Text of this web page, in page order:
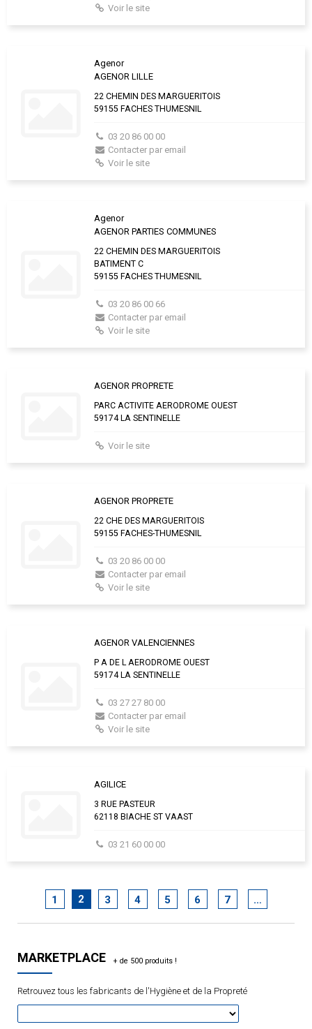
Voir le site
Agenor
AGENOR LILLE
22 CHEMIN DES MARGUERITOIS
59155 FACHES THUMESNIL
03 20 86 00 00
Contacter par email
Voir le site
Agenor
AGENOR PARTIES COMMUNES
22 CHEMIN DES MARGUERITOIS
BATIMENT C
59155 FACHES THUMESNIL
03 20 86 00 66
Contacter par email
Voir le site
AGENOR PROPRETE
PARC ACTIVITE AERODROME OUEST
59174 LA SENTINELLE
Voir le site
AGENOR PROPRETE
22 CHE DES MARGUERITOIS
59155 FACHES-THUMESNIL
03 20 86 00 00
Contacter par email
Voir le site
AGENOR VALENCIENNES
P A DE L AERODROME OUEST
59174 LA SENTINELLE
03 27 27 80 00
Contacter par email
Voir le site
AGILICE
3 RUE PASTEUR
62118 BIACHE ST VAAST
03 21 60 00 00
1 2 3 4 5 6 7 …
MARKETPLACE
Retrouvez tous les fabricants de l'Hygiène et de la Propreté